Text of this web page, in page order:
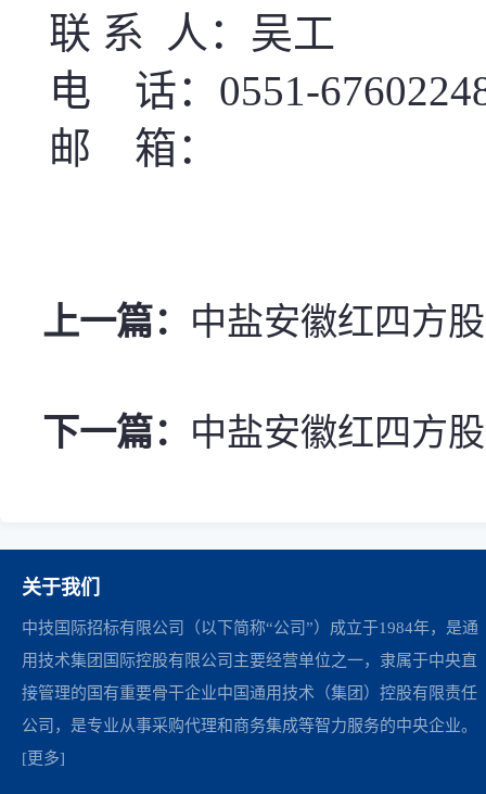
联 系 人： 吴工
电
话： 0551-
邮 箱：
上一篇： 中盐安徽红四方
下一篇： 中盐安徽红四方
关于我们
中技国际招标有限公司（以下简称“公司”）成立于1984年，是通
用技术集团国际控股有限公司主要经营单位之一，隶属于中央直
接管理的国有重要骨干企业中国通用技术（集团）控股有限责任
公司，是专业从事采购代理和商务集成等智力服务的中央企业。
[更多]